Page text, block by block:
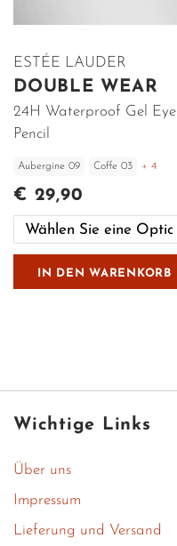
ESTÉE LAUDER
DOUBLE WEAR
24H Waterproof Gel Eye
Pencil
Aubergine 09 Coffe 03 + 4
€ 29,90
IN DEN WARENKORB
Wichtige Links
Über uns
Impressum
Lieferung und Versand